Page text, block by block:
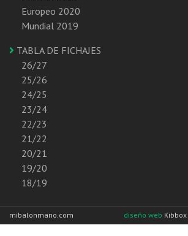
Europeo 2020
Mundial 2019
TABLA DE FICHAJES
26/27
25/26
24/25
23/24
22/23
21/22
20/21
19/20
18/19
mibalonmano.com diseño web Kibbox